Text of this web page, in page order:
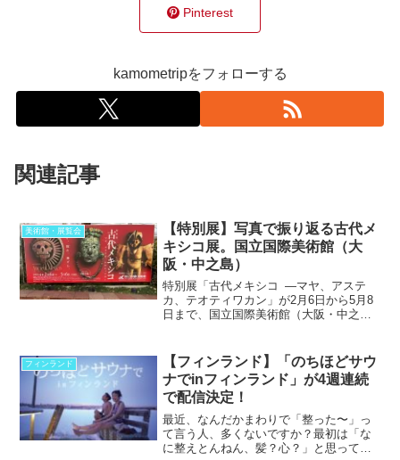
Pinterest
kamometripをフォローする
関連記事
美術館・展覧会
【特別展】写真で振り返る古代メ
キシコ展。国立国際美術館（大
阪・中之島）
特別展「古代メキシコ ―マヤ、アステ
カ、テオティワカン」が2月6日から5月8
日まで、国立国際美術館（大阪・中之
す。コンドルさんやっ...
フィンランド
【フィンランド】「のちほどサウ
ナでinフィンランド」が4週連続
で配信決定！
最近、なんだかまわりで「整った〜」っ
て言う人、多くないですか？最初は「な
に整えとんねん、髪？心？」と思ってた